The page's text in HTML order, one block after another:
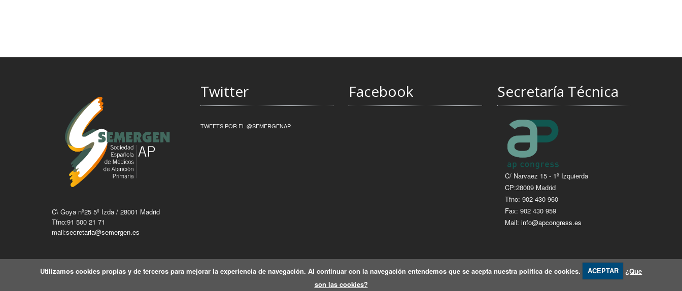
C\ Goya nº25 5º Izda / 28001 Madrid
Tfno:91 500 21 71
mail:secretaria@semergen.es
Twitter
TWEETS POR EL @SEMERGENAP.
Facebook Secretaría Técnica
C/ Narvaez 15 - 1º Izquierda
CP:28009 Madrid
Tfno: 902 430 960
Fax: 902 430 959
Mail: info@apcongress.es
Visitante Número 302263
Utilizamos cookies propias y de terceros para mejorar la experiencia de navegación. Al continuar con la navegación entendemos que se acepta nuestra política de cookies. ACEPTAR
¿Que
son las cookies?